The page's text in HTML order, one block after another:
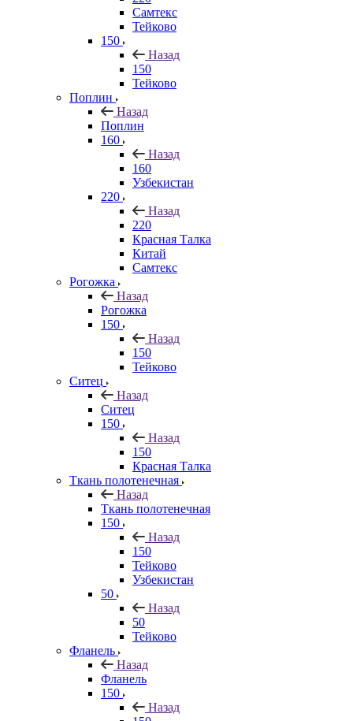
Самтекс
Тейково
150
Назад
150
Тейково
Поплин
Назад
Поплин
160
Назад
160
Узбекистан
220
Назад
220
Красная Талка
Китай
Самтекс
Рогожка
Назад
Рогожка
150
Назад
150
Тейково
Ситец
Назад
Ситец
150
Назад
150
Красная Талка
Ткань полотенечная
Назад
Ткань полотенечная
150
Назад
150
Тейково
Узбекистан
50
Назад
50
Тейково
Фланель
Назад
Фланель
150
Назад